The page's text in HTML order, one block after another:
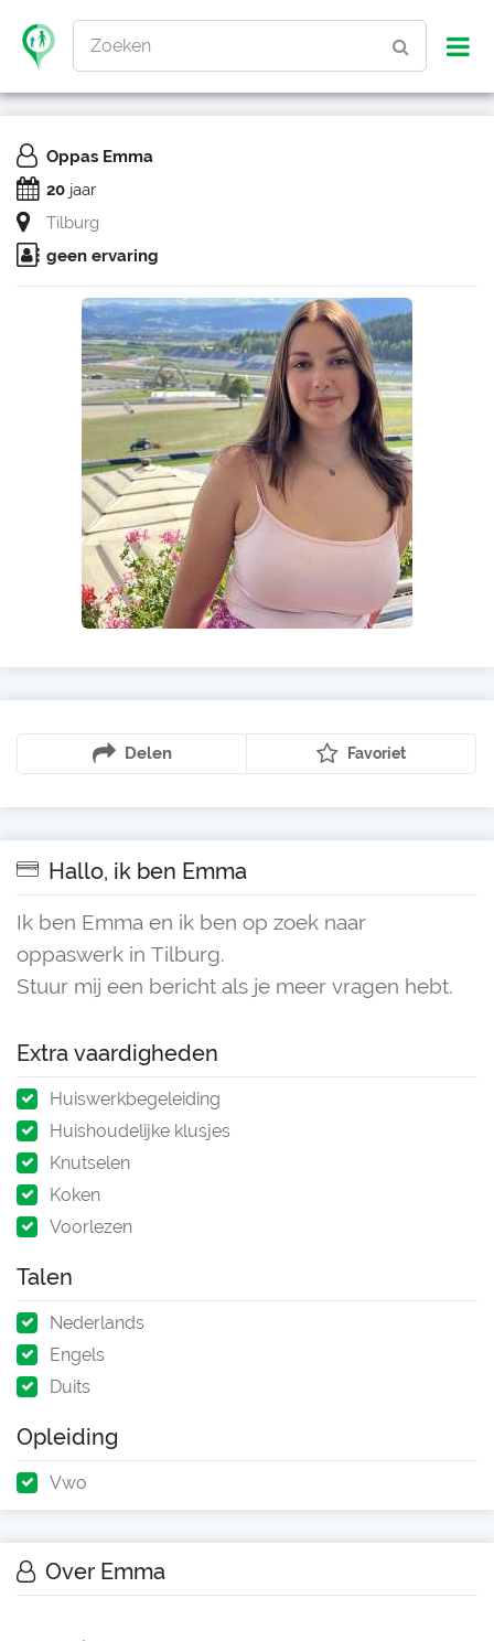
Zoeken
Oppas Emma
20 jaar
Tilburg
geen ervaring
Delen Favoriet
Hallo, ik ben Emma
Ik ben Emma en ik ben op zoek naar
oppaswerk in Tilburg.
Stuur mij een bericht als je meer vragen hebt.
Extra vaardigheden
Huiswerkbegeleiding
Huishoudelijke klusjes
Knutselen
Koken
Voorlezen
Talen
Nederlands
Engels
Duits
Opleiding
Vwo
Over Emma